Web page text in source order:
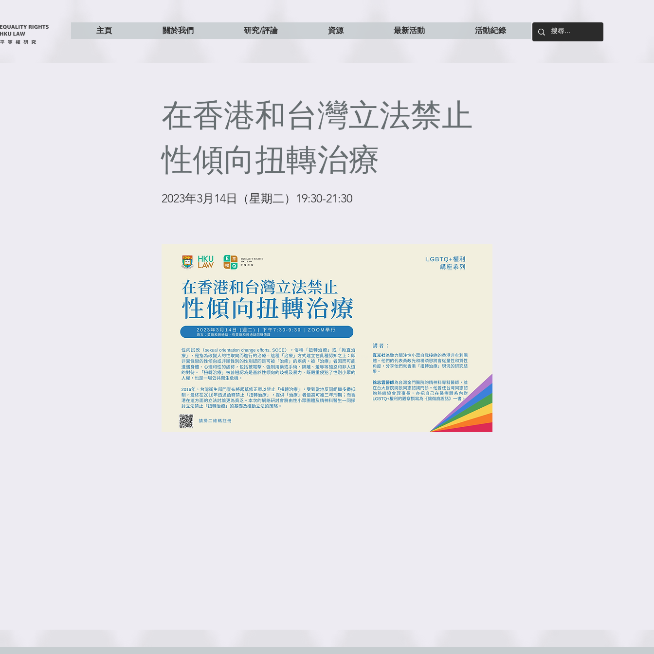
主頁 關於我們 研究/評論 資源 最新活動 活動紀錄
在香港和台灣立法禁止
性傾向扭轉治療
2023年3月14日（星期二）19:30-21:30